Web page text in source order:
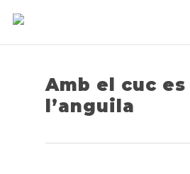
Amb el cuc es
l’anguila